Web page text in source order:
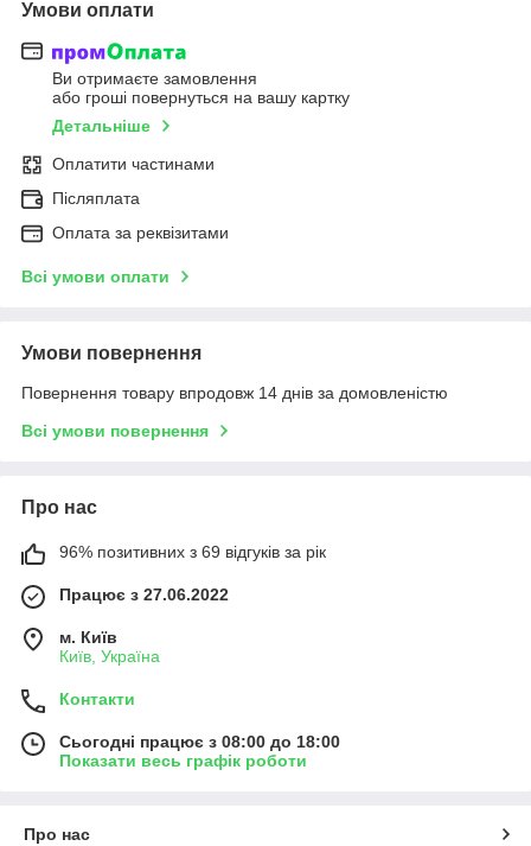
Умови оплати
Ви отримаєте замовлення
або гроші повернуться на вашу картку
Детальніше
Оплатити частинами
Післяплата
Оплата за реквізитами
Всі умови оплати
Умови повернення
Повернення товару впродовж 14 днів за домовленістю
Всі умови повернення
Про нас
96% позитивних з 69 відгуків за рік
Працює з 27.06.2022
м. Київ
Київ, Україна
Контакти
Сьогодні працює з 08:00 до 18:00
Показати весь графік роботи
Про нас